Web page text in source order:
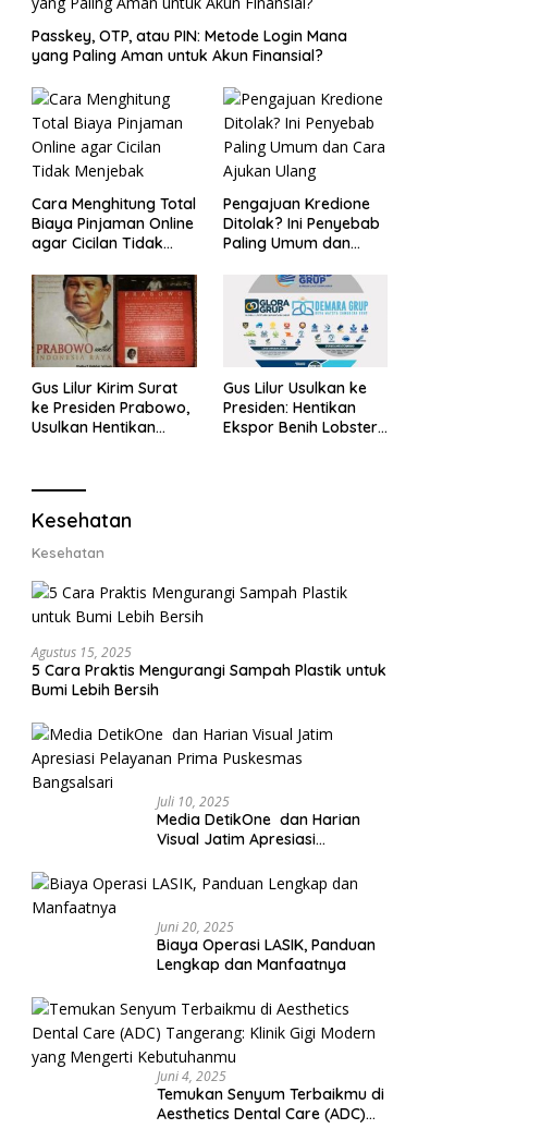
Passkey, OTP, atau PIN: Metode Login Mana
yang Paling Aman untuk Akun Finansial?
Cara Menghitung Total
Biaya Pinjaman Online
agar Cicilan Tidak
Pengajuan Kredione
Ditolak? Ini Penyebab
Paling Umum dan
Gus Lilur Kirim Surat
ke Presiden Prabowo,
Usulkan Hentikan
Lobster 50 Gram
Gus Lilur Usulkan ke
Presiden: Hentikan
Ekspor Benih Lobster,
Kesehatan
Kesehatan
Agustus 15, 2025
5 Cara Praktis Mengurangi Sampah Plastik untuk
Bumi Lebih Bersih
Juli 10, 2025
Media DetikOne dan Harian
Visual Jatim Apresiasi
Bangsalsari
Juni 20, 2025
Biaya Operasi LASIK, Panduan
Lengkap dan Manfaatnya
Juni 4, 2025
Temukan Senyum Terbaikmu di
Aesthetics Dental Care (ADC)